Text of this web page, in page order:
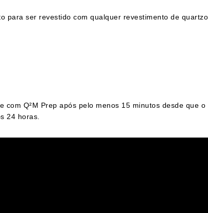
ser revestido com qualquer revestimento de quartzo.
Q²M Prep após pelo menos 15 minutos desde que o
24 horas.